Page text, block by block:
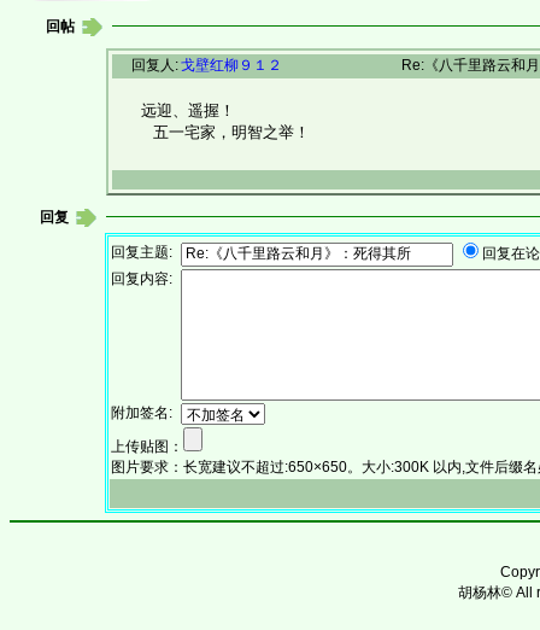
回帖
回复人:戈壁红柳９１２ Re:《八千里路云和
远迎、遥握！
五一宅家，明智之举！
回复
回复主题:
回复在
回复内容:
附加签名:
上传贴图：
图片要求：长宽建议不超过:650×650。大小:300K 以内,文件后缀
胡杨林© All